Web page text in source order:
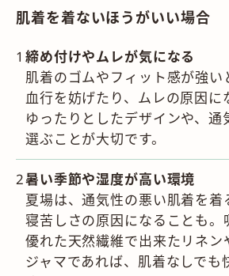
肌着を着ないほうがいい場合
締め付けやムレが気になる
肌着のゴムやフィット感が強い
血行を妨げたり、ムレの原因に
ゆったりとしたデザインや、通
選ぶことが大切です。
暑い季節や湿度が高い環境
夏場は、通気性の悪い肌着を着
寝苦しさの原因になることも。
優れた天然繊維で出来たリネン
ジャマであれば、肌着なしでも